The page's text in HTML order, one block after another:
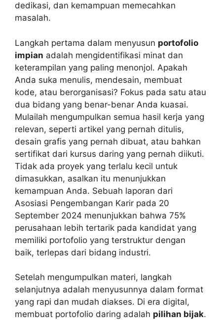
dedikasi, dan kemampuan memecahkan
masalah.
Langkah pertama dalam menyusun portofolio
impian adalah mengidentifikasi minat dan
keterampilan yang paling menonjol. Apakah
Anda suka menulis, mendesain, membuat
kode, atau berorganisasi? Fokus pada satu atau
dua bidang yang benar-benar Anda kuasai.
Mulailah mengumpulkan semua hasil kerja yang
relevan, seperti artikel yang pernah ditulis,
desain grafis yang pernah dibuat, atau bahkan
sertifikat dari kursus daring yang pernah diikuti.
Tidak ada proyek yang terlalu kecil untuk
dimasukkan, asalkan itu menunjukkan
kemampuan Anda. Sebuah laporan dari
Asosiasi Pengembangan Karir pada 20
September 2024 menunjukkan bahwa 75%
perusahaan lebih tertarik pada kandidat yang
memiliki portofolio yang terstruktur dengan
baik, terlepas dari bidang industri.
Setelah mengumpulkan materi, langkah
selanjutnya adalah menyusunnya dalam format
yang rapi dan mudah diakses. Di era digital,
membuat portofolio daring adalah pilihan bijak.